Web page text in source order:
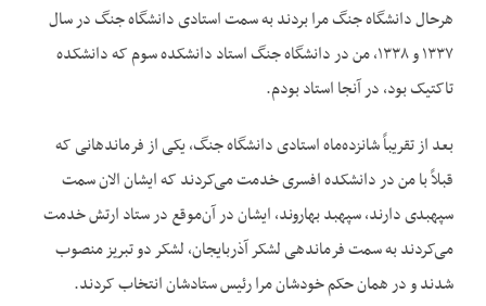
هرحال دانشگاه جنگ مرا بردند به سمت استادی دانشگاه جنگ در سال
۱۳۳۷ و ۱۳۳۸، من در دانشگاه جنگ استاد دانشکده سوم که دانشکده
تاکتیک بود، در آنجا استاد بودم.
بعد از تقریباً شانزده‌ماه استادی دانشگاه جنگ، یکی از فرماندهانی که
قبلاً با من در دانشکده افسری خدمت می‌کردند که ایشان الان سمت
سپهبدی دارند، سپهبد بهاروند، ایشان در آن‌موقع در ستاد ارتش خدمت
می‌کردند به سمت فرماندهی لشکر آذربایجان، لشکر دو تبریز منصوب
شدند و در همان حکم خودشان مرا رئیس ستادشان انتخاب کردند.